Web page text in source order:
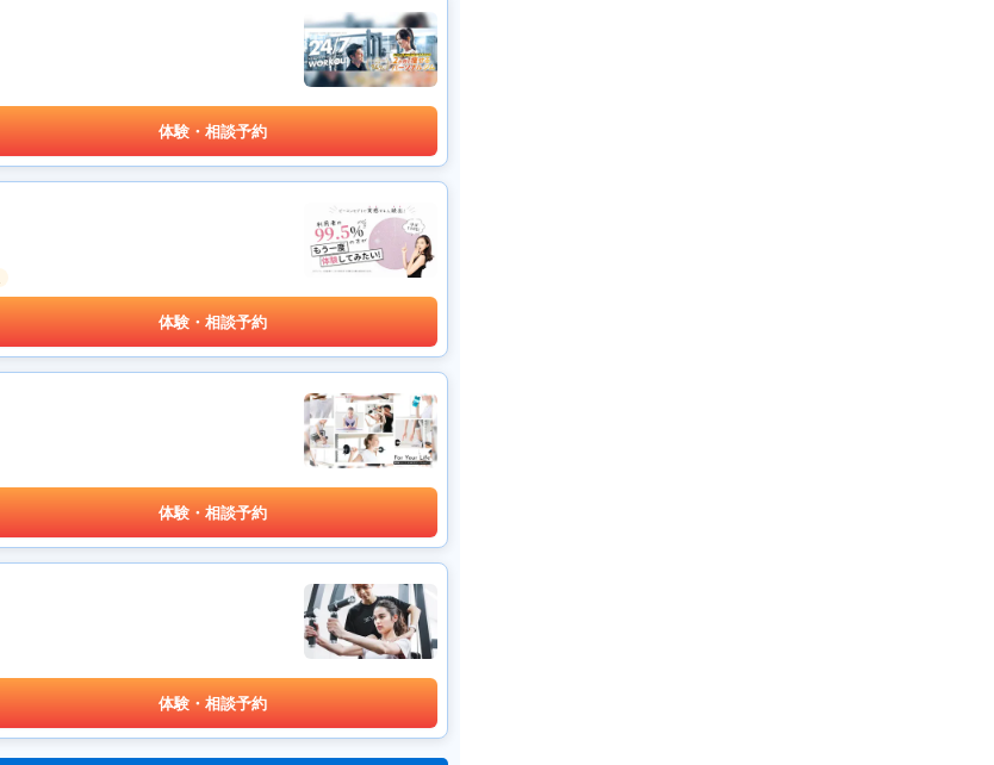
体験・相談予約
体験・相談予約
体験・相談予約
体験・相談予約